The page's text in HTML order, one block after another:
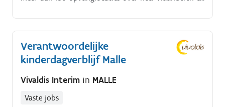
Verantwoordelijke
kinderdagverblijf Malle
Vivaldis Interim in MALLE
Vaste jobs